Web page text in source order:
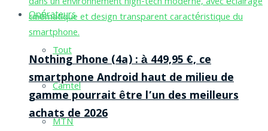
Opérateurs
Tout
Camtel
MTN
Nothing Phone (4a) : à 449,95 €, ce
smartphone Android haut de milieu de
gamme pourrait être l’un des meilleurs
achats de 2026